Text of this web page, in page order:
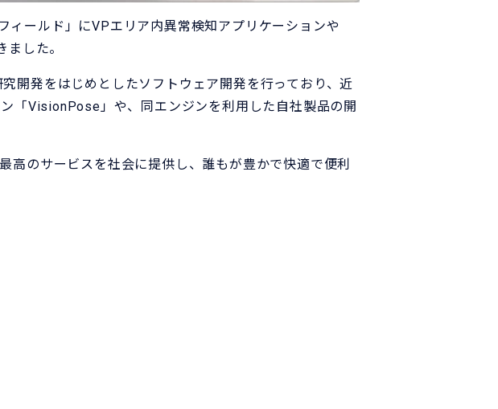
ィールド」にVPエリア内異常検知アプリケーションや
した。
開発をはじめとしたソフトウェア開発を行っており、近
「VisionPose」や、同エンジンを利用した自社製品の開
高のサービスを社会に提供し、誰もが豊かで快適で便利